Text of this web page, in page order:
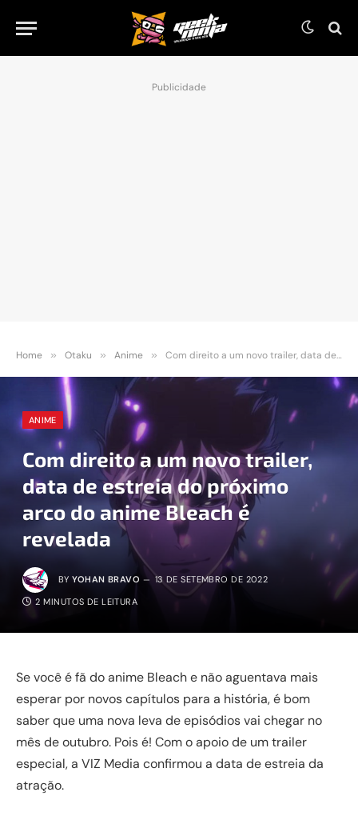
Publicidade
Home » Otaku » Anime » Com direito a um novo trailer, data de estreia do próximo arco do anime Bleach é revelada
ANIME
Com direito a um novo trailer,
data de estreia do próximo
arco do anime Bleach é
revelada
BY YOHAN BRAVO 13 DE SETEMBRO DE 2022
2 MINUTOS DE LEITURA
Se você é fã do anime Bleach e não aguentava mais
esperar por novos capítulos para a história, é bom
saber que uma nova leva de episódios vai chegar no
mês de outubro. Pois é! Com o apoio de um trailer
especial, a VIZ Media confirmou a data de estreia da
atração.